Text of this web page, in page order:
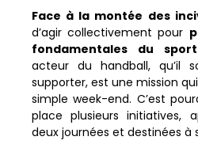
Face à la montée des
d’agir collectivement pour
fondamentales du
acteur du handball, qu’il
supporter, est une mission
simple week-end. C’est
place plusieurs initiatives,
deux journées et destinées à